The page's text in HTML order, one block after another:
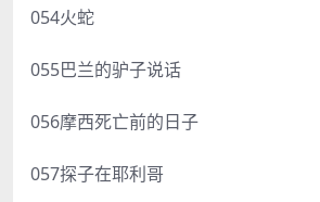
054火蛇
055巴兰的驴子说话
056摩西死亡前的日子
057探子在耶利哥